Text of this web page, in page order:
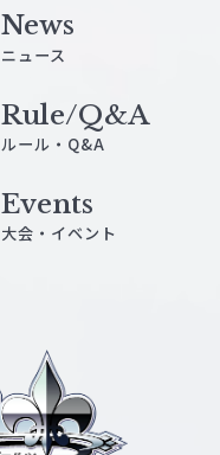
News
ニュース
Events
大会・イベント
Rule/Q&A
ルール・Q&A